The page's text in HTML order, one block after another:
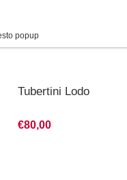
Tubertini Lodo
€80,00
popup